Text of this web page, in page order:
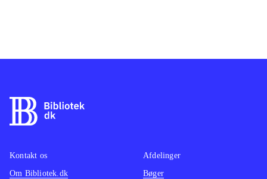
Kontakt os
Om Bibliotek.dk
Afdelinger
Bøger